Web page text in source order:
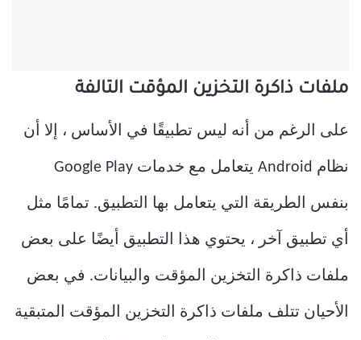
ملفات ذاكرة التخزين المؤقت التالفة
على الرغم من أنه ليس تطبيقًا في الأساس ، إلا أن
نظام Android يتعامل مع خدمات Google Play
بنفس الطريقة التي يتعامل بها التطبيق. تمامًا مثل
أي تطبيق آخر ، يحتوي هذا التطبيق أيضًا على بعض
ملفات ذاكرة التخزين المؤقت والبيانات. في بعض
الأحيان تتلف ملفات ذاكرة التخزين المؤقت المتبقية